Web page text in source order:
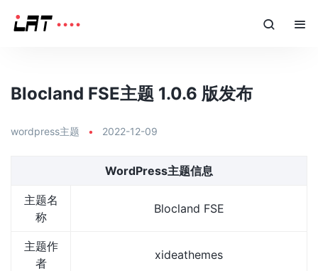
Blocland FSE主题 1.0.6 版发布
wordpress主题 • 2022-12-09
WordPress主题信息
主题名
称
Blocland FSE
主题作
者
xideathemes